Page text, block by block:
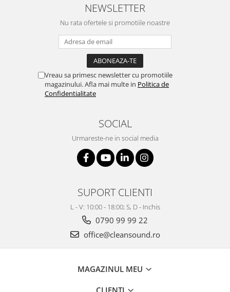
NEWSLETTER
Nu rata ofertele si promotiile noastre
Vreau sa primesc newsletter cu promotiile
magazinului. Afla mai multe in Politica de
Confidentialitate
SOCIAL
Urmareste-ne in social media
SUPORT CLIENTI
L - V: 10:00 - 18:00; S, D - Inchis
0790 99 99 22
office@cleansound.ro
MAGAZINUL MEU